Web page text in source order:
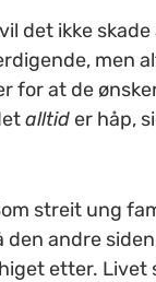
det ikke skade
men
for at de
alltid er håp,
streit ung
andre
etter. Livet